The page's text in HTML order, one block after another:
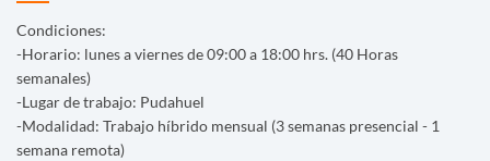
Condiciones:
-Horario: lunes a viernes de 09:00 a 18:00 hrs. (40 Horas
semanales)
-Lugar de trabajo: Pudahuel
-Modalidad: Trabajo híbrido mensual (3 semanas presencial - 1
semana remota)